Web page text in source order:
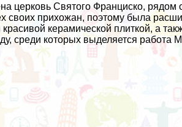
церковь Святого Франциско,
своих прихожан, поэтому была
керамической плиткой, а
среди которых выделяется работа